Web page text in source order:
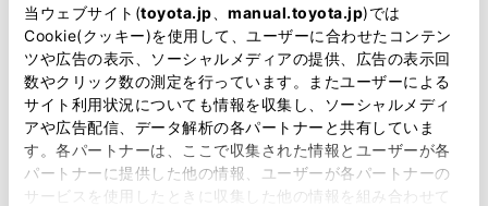
当ウェブサイト(toyota.jp manual.toyota.jp)では
Cookie(クッキー)を使用して、ユーザーに合わせたコンテン
ツや広告の表示、ソーシャルメディアの提供、広告の表示回
数やクリック数の測定を行っています。またユーザーによる
サイト利用状況についても情報を収集し、ソーシャルメディ
アや広告配信、データ解析の各パートナーと共有していま
す。各パートナーは、ここで収集された情報とユーザーが各
パートナーに提供した他の情報、ユーザーが各パートナーの
サービスを使用したときに収集した他の情報を組み合わせて
必須 郵便番号
住所自動入力
必須 都道府県